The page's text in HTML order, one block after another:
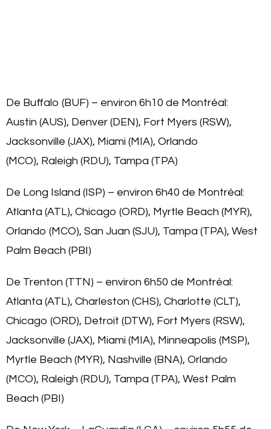
De Buffalo (BUF) – environ 6h10 de Montréal:
Austin (AUS), Denver (DEN), Fort Myers (RSW),
Jacksonville (JAX), Miami (MIA), Orlando
(MCO), Raleigh (RDU), Tampa (TPA)
De Long Island (ISP) – environ 6h40 de Montréal:
Atlanta (ATL), Chicago (ORD), Myrtle Beach (MYR),
Orlando (MCO), San Juan (SJU), Tampa (TPA), West
Palm Beach (PBI)
De Trenton (TTN) – environ 6h50 de Montréal:
Atlanta (ATL), Charleston (CHS), Charlotte (CLT),
Chicago (ORD), Detroit (DTW), Fort Myers (RSW),
Jacksonville (JAX), Miami (MIA), Minneapolis (MSP),
Myrtle Beach (MYR), Nashville (BNA), Orlando
(MCO), Raleigh (RDU), Tampa (TPA), West Palm
Beach (PBI)